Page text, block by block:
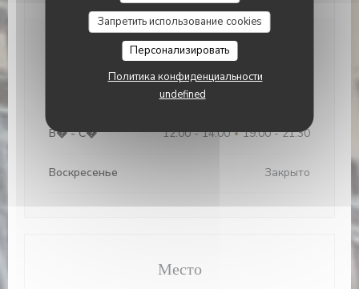
Запретить использование cookies
Персонализировать
Политика конфиденциальности
undefined
Часы работы
В�-С� 12:00 - 14:00 • 19:00 - 21:30
Воскресенье Закрыто
Место